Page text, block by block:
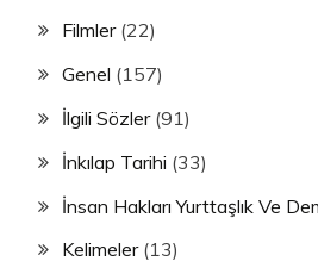
Filmler(22)
Genel (157)
İlgili Sözler(91)
İnkılap Tarihi (33)
İnsan Hakları Yurttaşlık Ve
Kelimeler(13)